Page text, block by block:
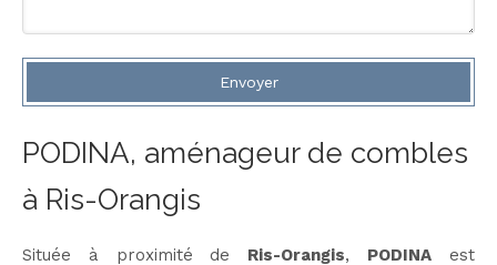
Envoyer
PODINA, aménageur de combles
à Ris-Orangis
Située à proximité de Ris-Orangis, PODINA est